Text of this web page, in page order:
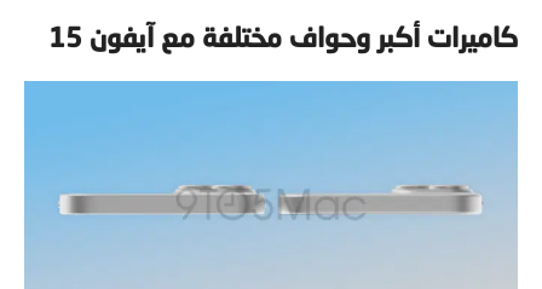
كاميرات أكبر وحواف مختلفة مع آيفون 15